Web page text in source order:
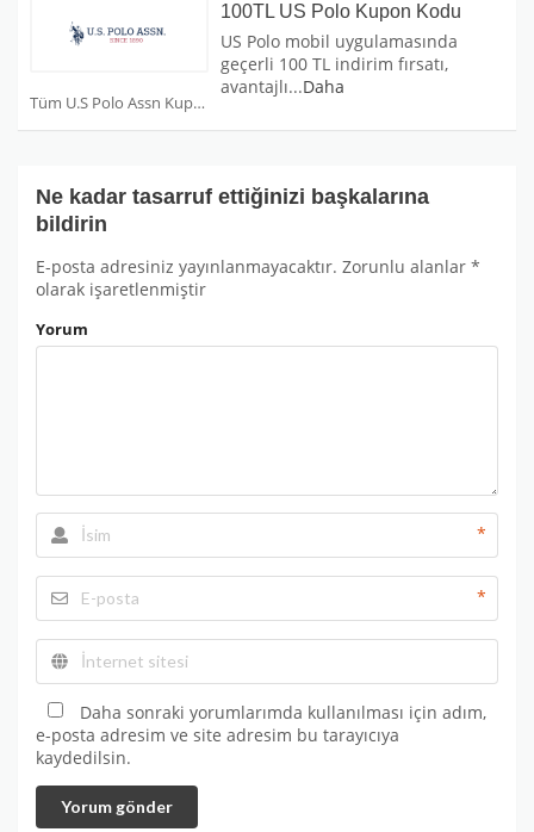
Tüm U.S Polo Assn Kuponları
100TL US Polo Kupon Kodu
US Polo mobil uygulamasında
geçerli 100 TL indirim fırsatı,
avantajlı...Daha
Ne kadar tasarruf ettiğinizi başkalarına
bildirin
E-posta adresiniz yayınlanmayacaktır. Zorunlu alanlar *
olarak işaretlenmiştir
Yorum
*
*
Daha sonraki yorumlarımda kullanılması için adım,
e-posta adresim ve site adresim bu tarayıcıya
kaydedilsin.
Yorum gönder